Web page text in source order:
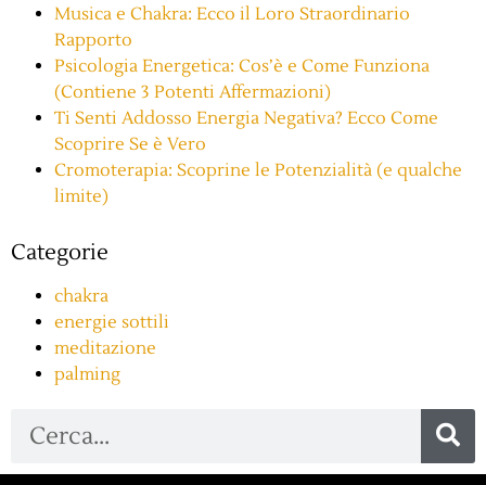
Musica e Chakra: Ecco il Loro Straordinario
Rapporto
Psicologia Energetica: Cos’è e Come Funziona
(Contiene 3 Potenti Affermazioni)
Ti Senti Addosso Energia Negativa? Ecco Come
Scoprire Se è Vero
Cromoterapia: Scoprine le Potenzialità (e qualche
limite)
Categorie
chakra
energie sottili
meditazione
palming